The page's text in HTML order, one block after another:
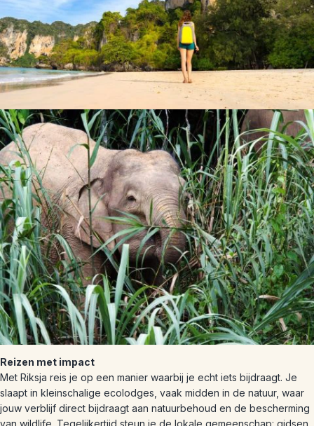
Reizen met impact
Met Riksja reis je op een manier waarbij je echt iets bijdraagt. Je
slaapt in kleinschalige ecolodges, vaak midden in de natuur, waar
jouw verblijf direct bijdraagt aan natuurbehoud en de bescherming
van wildlife. Tegelijkertijd steun je de lokale gemeenschap: gidsen,